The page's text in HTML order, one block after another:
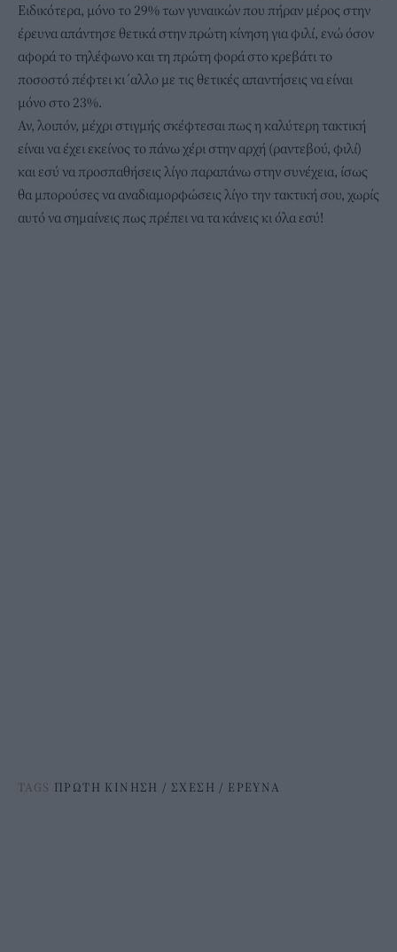
Ειδικότερα, μόνο το 29% των γυναικών που πήραν μέρος στην
έρευνα απάντησε θετικά στην πρώτη κίνηση για φιλί, ενώ όσον
αφορά το τηλέφωνο και τη πρώτη φορά στο κρεβάτι το
ποσοστό πέφτει κι΄αλλο με τις θετικές απαντήσεις να είναι
μόνο στο 23%.
Αν, λοιπόν, μέχρι στιγμής σκέφτεσαι πως η καλύτερη τακτική
είναι να έχει εκείνος το πάνω χέρι στην αρχή (ραντεβού, φιλί)
και εσύ να προσπαθήσεις λίγο παραπάνω στην συνέχεια, ίσως
θα μπορούσες να αναδιαμορφώσεις λίγο την τακτική σου, χωρίς
αυτό να σημαίνεις πως πρέπει να τα κάνεις κι όλα εσύ!
TAGS ΠΡΩΤΗ ΚΙΝΗΣΗ / ΣΧΕΣΗ / ΕΡΕΥΝΑ